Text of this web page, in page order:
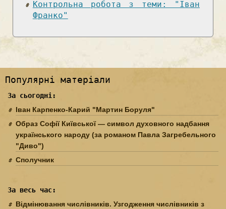
Контрольна робота з теми: "Іван
Франко"
Популярні матеріали
За сьогодні:
Іван Карпенко-Карий "Мартин Боруля"
Образ Софії Київської — символ духовного надбання
українського народу (за романом Павла Загребельного
"Диво")
Сполучник
За весь час:
Відмінювання числівників. Узгодження числівників з